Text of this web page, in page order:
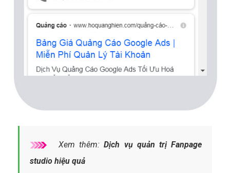
Xem thêm:Dịch vụ quản trị Fanpage
studio hiệu quả